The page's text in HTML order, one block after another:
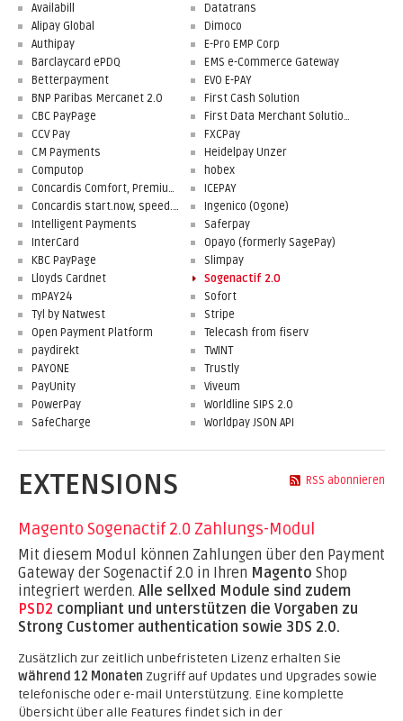
Availabill
Alipay Global
Authipay
Barclaycard ePDQ
Betterpayment
BNP Paribas Mercanet 2.0
CBC PayPage
CCV Pay
CM Payments
Computop
Concardis Comfort, Premium, Professional
Concardis start.now, speed.up, flex.pro
Datatrans
Dimoco
E-Pro EMP Corp
EMS e-Commerce Gateway
EVO E-PAY
First Cash Solution
First Data Merchant Solutions
FXCPay
Heidelpay Unzer
hobex
ICEPAY
Ingenico (Ogone)
Intelligent Payments
InterCard
KBC PayPage
Lloyds Cardnet
mPAY24
Tyl by Natwest
Open Payment Platform
paydirekt
PAYONE
PayUnity
PowerPay
SafeCharge
Saferpay
Opayo (formerly SagePay)
Slimpay
Sogenactif 2.0
Sofort
Stripe
Telecash from fiserv
TWINT
Trustly
Viveum
Worldline SIPS 2.0
Worldpay JSON API
RSS abonnieren
EXTENSIONS
Magento Sogenactif 2.0 Zahlungs-Modul
Mit diesem Modul können Zahlungen über den Payment
Gateway der Sogenactif 2.0 in Ihren Magento Shop
integriert werden. Alle sellxed Module sind zudem
PSD2 compliant und unterstützen die Vorgaben zu
Strong Customer authentication sowie 3DS 2.0.
Zusätzlich zur zeitlich unbefristeten Lizenz erhalten Sie
während 12 Monaten Zugriff auf Updates und Upgrades sowie
telefonische oder e-mail Unterstützung. Eine komplette
Übersicht über alle Features findet sich in der